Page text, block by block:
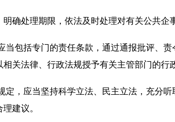
确处理期限，依法及时处理对有关公共企
当包括专门的责任条款，通过通报批评、
关法律、行政法规授予有关主管部门的行
定，应当坚持科学立法、民主立法，充分
建议。